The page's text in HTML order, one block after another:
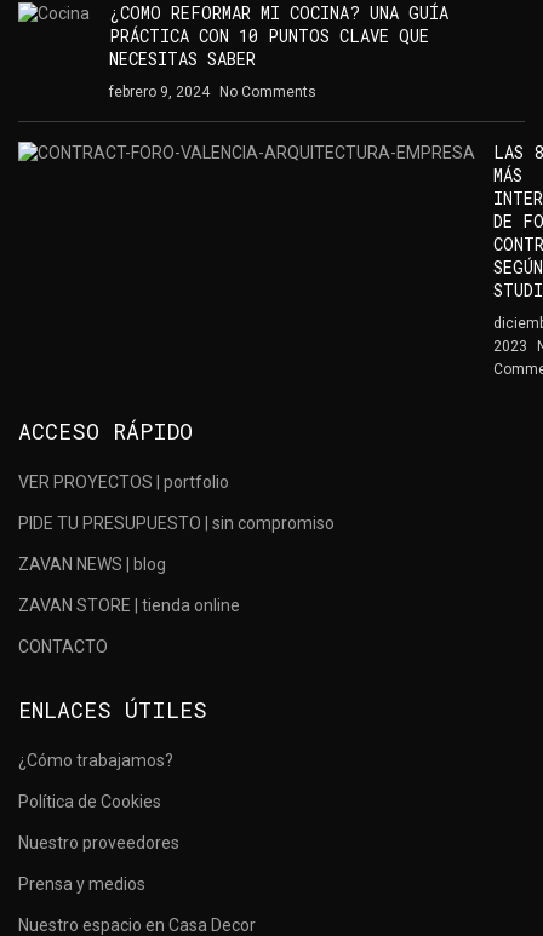
INTERESANTES
¿COMO REFORMAR MI COCINA? UNA GUÍA
PRÁCTICA CON 10 PUNTOS CLAVE QUE
NECESITAS SABER
febrero 9, 2024 No Comments
LAS 8
MÁS
DE
2023
ACCESO RÁPIDO
VER PROYECTOS | portfolio
PIDE TU PRESUPUESTO | sin compromiso
ZAVAN NEWS | blog
ZAVAN STORE | tienda online
CONTACTO
ENLACES ÚTILES
¿Cómo trabajamos?
Política de Cookies
Nuestro proveedores
Prensa y medios
Nuestro espacio en Casa Decor